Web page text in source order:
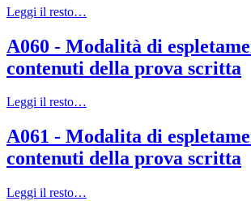
Leggi il resto…
A060 - Modalità di
contenuti della prova scritta
Leggi il resto…
A061 - Modalita di
contenuti della prova scritta
Leggi il resto…